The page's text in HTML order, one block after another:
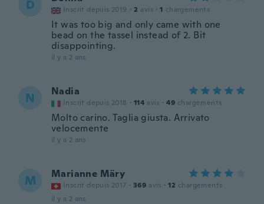
D Inscrit depuis 2019 · 2 avis · 1 chargements
It was too big and only came with one
bead on the tassel instead of 2. Bit
disappointing.
il y a 2 ans
N Nadia
Inscrit depuis 2018 · 114 avis · 49 chargements
Molto carino. Taglia giusta. Arrivato
velocemente
il y a 2 ans
M Marianne Märy
Inscrit depuis 2017 · 369 avis · 12 chargements
il y a 2 ans